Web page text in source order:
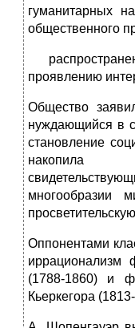
гуманитарных
общественного
проявлению
Общество
нуждающийся в
становление
накопила
многообразии
Оппонентами
иррационализм
(1788-1860) и
Кьеркегора